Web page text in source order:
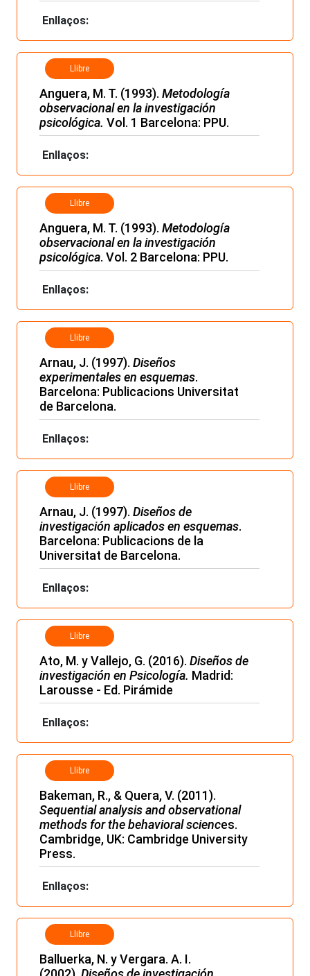
Enllaços:
Llibre
Anguera, M. T. (1993). Metodología
observacional en la investigación
psicológica. Vol. 1 Barcelona: PPU.
Enllaços:
Llibre
Anguera, M. T. (1993). Metodología
observacional en la investigación
psicológica. Vol. 2 Barcelona: PPU.
Enllaços:
Llibre
Arnau, J. (1997). Diseños
experimentales en esquemas.
Barcelona: Publicacions Universitat
de Barcelona.
Enllaços:
Llibre
Arnau, J. (1997). Diseños de
investigación aplicados en esquemas.
Barcelona: Publicacions de la
Universitat de Barcelona.
Enllaços:
Llibre
Ato, M. y Vallejo, G. (2016). Diseños de
investigación en Psicología. Madrid:
Larousse - Ed. Pirámide
Enllaços:
Llibre
Bakeman, R., & Quera, V. (2011).
Sequential analysis and observational
methods for the behavioral sciences.
Cambridge, UK: Cambridge University
Press.
Enllaços:
Llibre
Balluerka, N. y Vergara. A. I.